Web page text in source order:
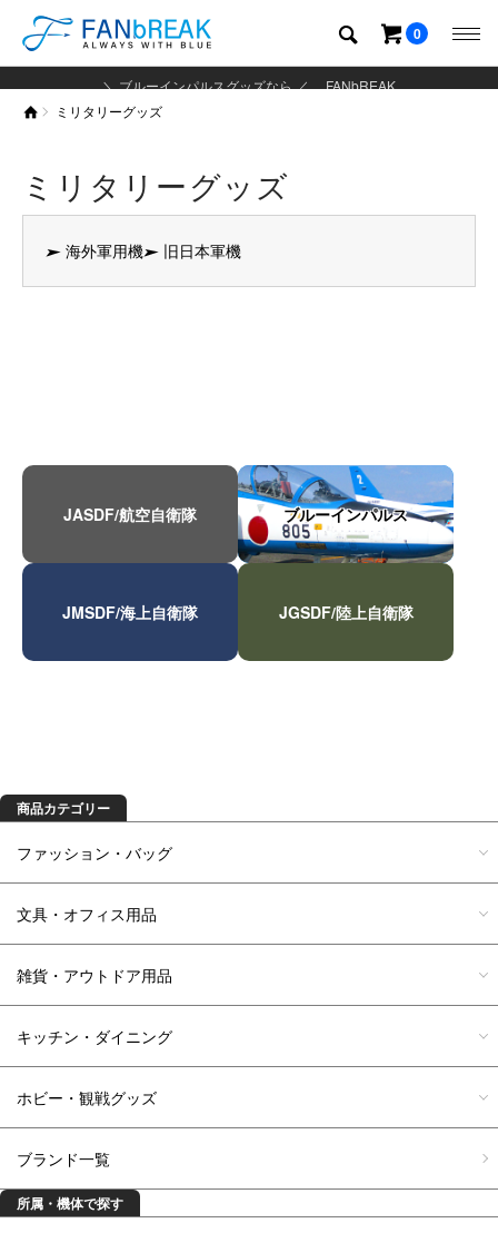
＼ ブルーインパルスグッズなら ／ FANbREAK
0
ミリタリーグッズ
ミリタリーグッズ
海外軍用機 旧日本軍機
JASDF/航空自衛隊 ブルーインパルス
JMSDF/海上自衛隊 JGSDF/陸上自衛隊
商品を探す
商品カテゴリー
ファッション・バッグ
文具・オフィス用品
雑貨・アウトドア用品
キッチン・ダイニング
ホビー・観戦グッズ
ブランド一覧
所属・機体で探す